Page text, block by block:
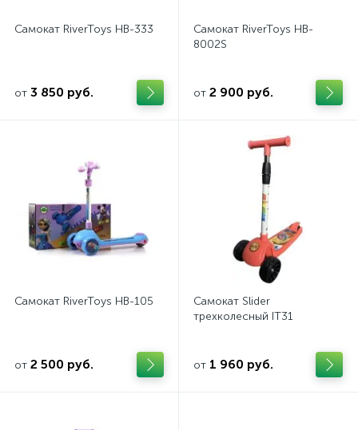
Самокат RiverToys HB-333
от 3 850 руб.
Самокат RiverToys HB-
8002S
от 2 900 руб.
Самокат RiverToys HB-105
от 2 500 руб.
Самокат Slider
трехколесный IT31
от 1 960 руб.